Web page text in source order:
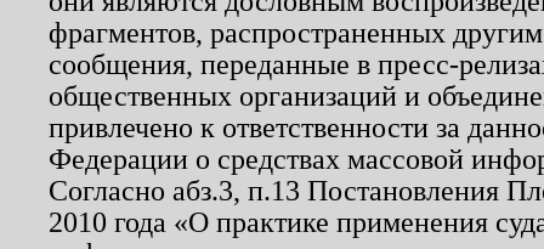
фрагментов, распространенных
сообщения, переданные в пресс-
общественных организаций и
привлечено к ответственности за
Федерации о средствах массовой
Согласно абз.3, п.13 Постановления
2010 года «О практике применения